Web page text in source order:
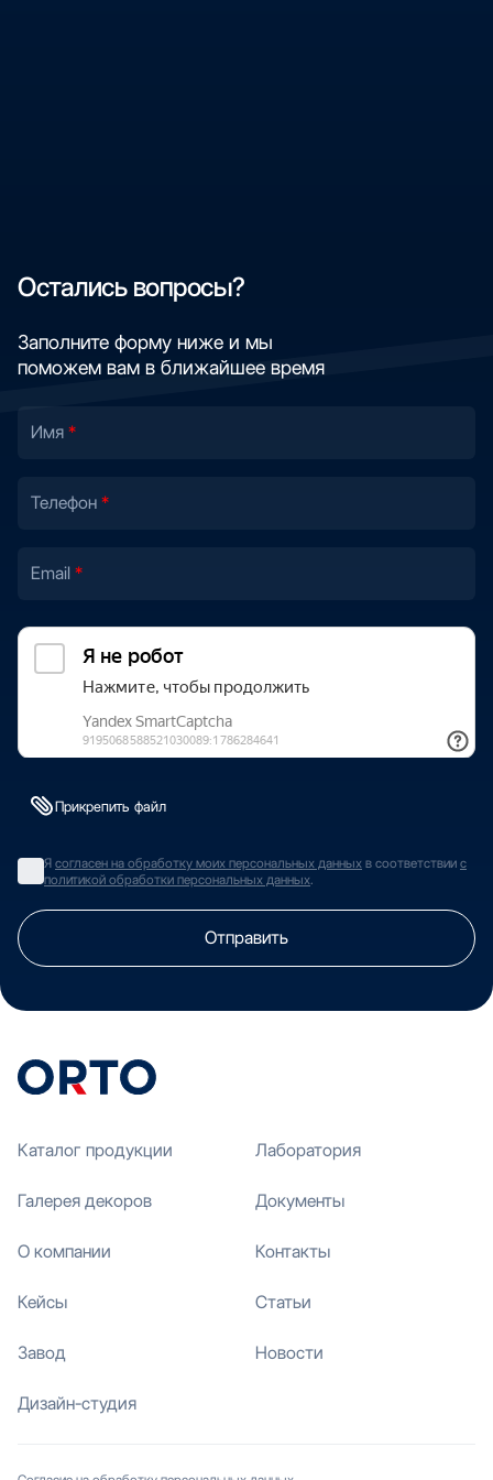
Остались вопросы?
Заполните форму ниже и мы
поможем вам в ближайшее время
Имя
Телефон
Email
Прикрепить файл
Я согласен на обработку моих персональных данных в соответствии с
политикой обработки персональных данных.
Отправить
Каталог продукции
Галерея декоров
О компании
Кейсы
Завод
Дизайн-студия
Лаборатория
Документы
Контакты
Статьи
Новости